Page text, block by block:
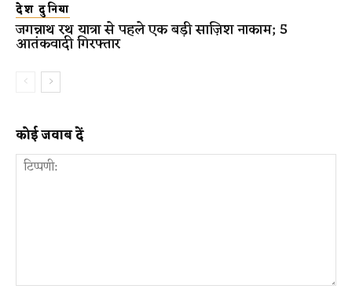
देश दुनिया
जगन्नाथ रथ यात्रा से पहले एक बड़ी साज़िश नाकाम; 5
आतंकवादी गिरफ्तार
कोई जवाब दें